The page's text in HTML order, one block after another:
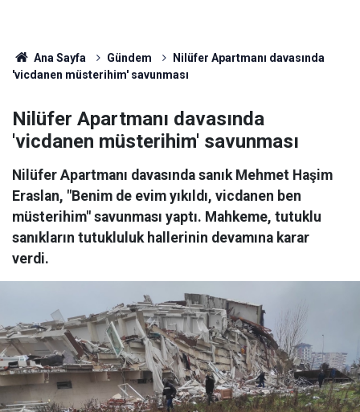
Ana Sayfa Gündem
Nilüfer Apartmanı davasında
'vicdanen müsterihim' savunması
Nilüfer Apartmanı davasında
'vicdanen müsterihim' savunması
Nilüfer Apartmanı davasında sanık Mehmet Haşim
Eraslan, "Benim de evim yıkıldı, vicdanen ben
müsterihim" savunması yaptı. Mahkeme, tutuklu
sanıkların tutukluluk hallerinin devamına karar
verdi.